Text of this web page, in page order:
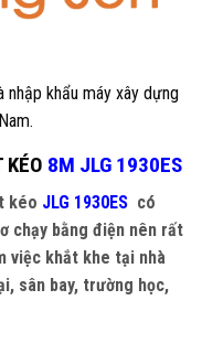
khẩu máy xây dựng
KÉO 8M JLG 1930ES
kéo JLG 1930ES có
chạy bằng điện nên rất
việc khắt khe tại nhà
sân bay, trường học,